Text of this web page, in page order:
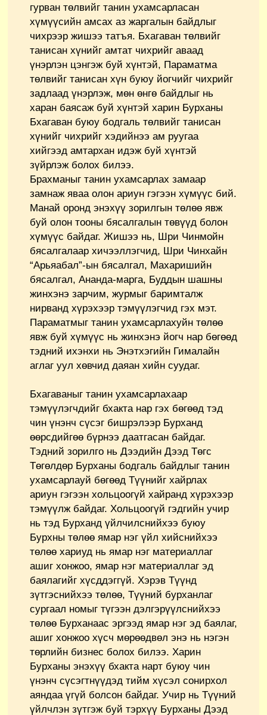
гурван төлвийг танин ухамсарласан
хүмүүсийн амсах аз жаргалын байдлыг
чихрээр жишээ татъя. Бхагаван төлвийг
танисан хүнийг амтат чихрийг аваад
үнэрлэн цэнгэж буй хүнтэй, Параматма
төлвийг танисан хүн буюу йогчийг чихрийг
задлаад үнэрлэж, мөн өнгө байдлыг нь
харан баясаж буй хүнтэй харин Бурханы
Бхагаван буюу бодгаль төлвийг танисан
хүнийг чихрийг хэдийнээ ам руугаа
хийгээд амтархан идэж буй хүнтэй
зүйрлэж болох билээ.
Брахманыг танин ухамсарлах замаар
замнаж яваа олон ариун гэгээн хүмүүс бий.
Манай оронд энэхүү зорилгын төлөө явж
буй олон тооны бясалгалын төвүүд болон
хүмүүс байдаг. Жишээ нь, Шри Чинмойн
бясалгалаар хичээллэгчид, Шри Чинхайн
“Арьяабал”-ын бясалгал, Махаришийн
бясалгал, Ананда-марга, Буддын шашны
жинхэнэ зарчим, журмыг баримталж
нирванд хүрэхээр тэмүүлэгчид гэх мэт.
Параматмыг танин ухамсарлахуйн төлөө
явж буй хүмүүс нь жинхэнэ йогч нар бөгөөд
тэдний ихэнхи нь Энэтхэгийн Гималайн
аглаг уул хөвчид даяан хийн суудаг.
Бхагаваныг танин ухамсарлахаар
тэмүүлэгчдийг бхакта нар гэх бөгөөд тэд
чин үнэнч сүсэг бишрэлээр Бурханд
өөрсдийгөө бүрнээ даатгасан байдаг.
Тэдний зорилго нь Дээдийн Дээд Төгс
Төгөлдөр Бурханы бодгаль байдлыг танин
ухамсарлауй бөгөөд Түүнийг хайрлах
ариун гэгээн хольцоогүй хайранд хүрэхээр
тэмүүлж байдаг. Хольцоогүй гэдгийн учир
нь тэд Бурханд үйлчилснийхээ буюу
Бурхны төлөө ямар нэг үйл хийснийхээ
төлөө хариуд нь ямар нэг материаллаг
ашиг хонжоо, ямар нэг материаллаг эд
баялагийг хүсддэггүй. Хэрэв Түүнд
зүтгэснийхээ төлөө, Түүний бурханлаг
сургаал номыг түгээн дэлгэрүүлснийхээ
төлөө Бурханаас эргээд ямар нэг эд баялаг,
ашиг хонжоо хүсч мөрөөдвөл энэ нь нэгэн
төрлийн бизнес болох билээ. Харин
Бурханы энэхүү бхакта нарт буюу чин
үнэнч сүсэгтнүүдэд тийм хүсэл сонирхол
аяндаа үгүй болсон байдаг. Учир нь Түүний
үйлчлэн зүтгэж буй тэрхүү Бурханы Дээд